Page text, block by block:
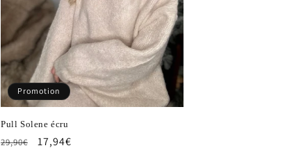
Promotion
Pull Solene écru
Prix
29,90€
Prix
17,94€